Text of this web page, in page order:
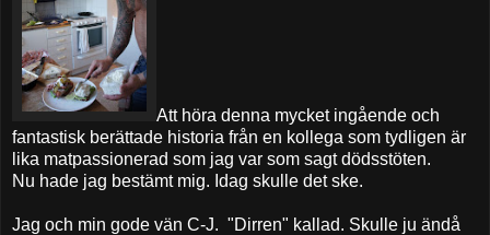
Att höra denna mycket ingående och
fantastisk berättade historia från en kollega som tydligen är
lika matpassionerad som jag var som sagt dödsstöten.
Nu hade jag bestämt mig. Idag skulle det ske.
Jag och min gode vän C-J. "Dirren" kallad. Skulle ju ändå